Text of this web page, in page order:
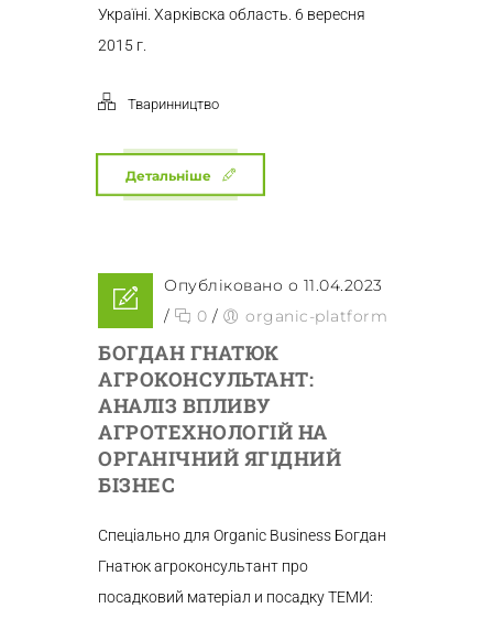
Україні. Харківска область. 6 вересня
2015 г.
Тваринництво
Детальніше
Опубліковано о 11.04.2023
/
0 / organic-platform
БОГДАН ГНАТЮК
АГРОКОНСУЛЬТАНТ:
АНАЛІЗ ВПЛИВУ
АГРОТЕХНОЛОГІЙ НА
ОРГАНІЧНИЙ ЯГІДНИЙ
БІЗНЕС
Спеціально для Organic Business Богдан
Гнатюк агроконсультант про
посадковий матеріал и посадку ТЕМИ: